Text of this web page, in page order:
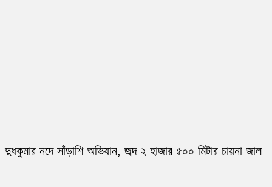
দুধকুমার নদে সাঁড়াশি অভিযান, জব্দ ২ হাজার ৫০০ মিটার চায়না জাল